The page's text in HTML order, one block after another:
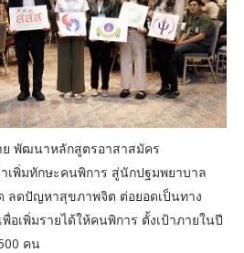
ย พัฒนาหลักสูตรอาสาสมัคร
เพิ่มทักษะคนพิการ สู่นักปฐมพยาบาล
ลดปัญหาสุขภาพจิต ต่อยอดเป็นทาง
อเพิ่มรายได้ให้คนพิการ ตั้งเป้าภายในปี
คน